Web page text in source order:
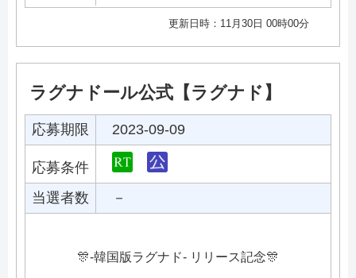
更新日時：11月30日 00時00分
ラグナドール公式【ラグナド】
応募期限 2023-09-09
応募条件
当選者数
－
🎊-韓国版ラグナド- リリース記念🎊